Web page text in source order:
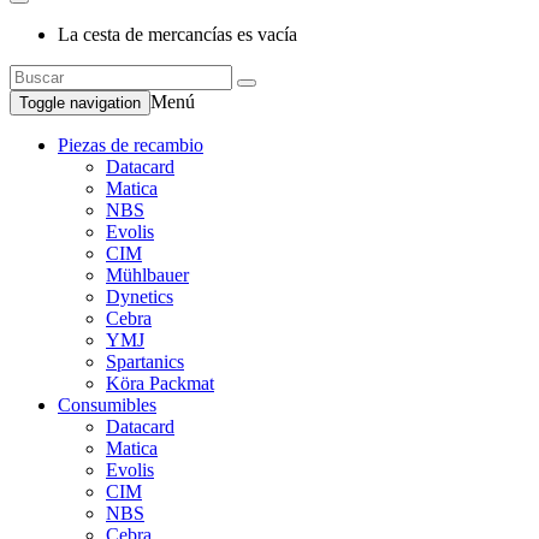
La cesta de mercancías es vacía
Toggle navigation Menú
Piezas de recambio
Datacard
Matica
NBS
Evolis
CIM
Mühlbauer
Dynetics
Cebra
YMJ
Spartanics
Köra Packmat
Consumibles
Datacard
Matica
Evolis
CIM
NBS
Cebra